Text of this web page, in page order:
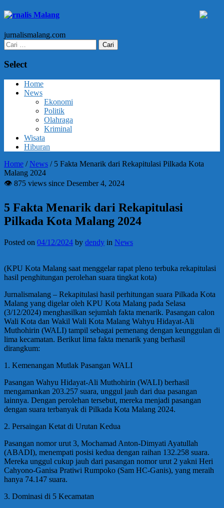
Jurnalis Malang
jurnalismalang.com
Cari
untuk:
Select
Home
News
Ekonomi
Politik
Olahraga
Kriminal
Wisata
Hiburan
Home /News / 5 Fakta Menarik dari Rekapitulasi Pilkada Kota
Malang 2024
👁 875 views since Desember 4, 2024
5 Fakta Menarik dari Rekapitulasi
Pilkada Kota Malang 2024
Posted on 04/12/2024 by dendy in News
(KPU Kota Malang saat menggelar rapat pleno terbuka rekapitulasi
hasil penghitungan perolehan suara tingkat kota)
Jurnalismalang – Rekapitulasi hasil perhitungan suara Pilkada Kota
Malang yang digelar oleh KPU Kota Malang pada Selasa
(3/12/2024) menghasilkan sejumlah fakta menarik. Pasangan calon
Wali Kota dan Wakil Wali Kota Malang Wahyu Hidayat-Ali
Muthohirin (WALI) tampil sebagai pemenang dengan keunggulan di
lima kecamatan. Berikut lima fakta menarik yang berhasil
dirangkum:
1. Kemenangan Mutlak Pasangan WALI
Pasangan Wahyu Hidayat-Ali Muthohirin (WALI) berhasil
mengamankan 203.257 suara, unggul jauh dari dua pasangan
lainnya. Dengan perolehan tersebut, mereka menjadi pasangan
dengan suara terbanyak di Pilkada Kota Malang 2024.
2. Persaingan Ketat di Urutan Kedua
Pasangan nomor urut 3, Mochamad Anton-Dimyati Ayatullah
(ABADI), menempati posisi kedua dengan raihan 132.258 suara.
Mereka unggul cukup jauh dari pasangan nomor urut 2 yakni Heri
Cahyono-Ganisa Pratiwi Rumpoko (Sam HC-Ganis), yang meraih
hanya 74.147 suara.
3. Dominasi di 5 Kecamatan